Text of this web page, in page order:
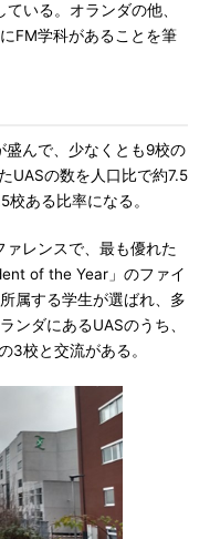
いる。オランダの他、
FM学科があることを筆
んで、少なくとも9校の
UASの数を人口比で約7.5
ある比率になる。
レンスで、最も優れた
of the Year」のファイ
属する学生が選ばれ、多
ンダにあるUASのうち、
3校と交流がある。